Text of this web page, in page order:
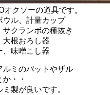
オクソーの道具です。
ウル、計量カップ
クランボの種抜き
大根おろし器
、味噌こし器
ルミのバットやザル
・・
製が良いです。